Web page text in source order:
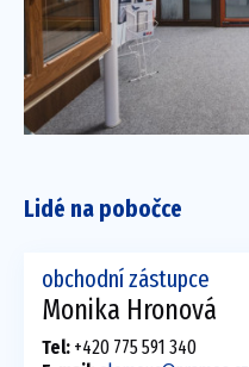
Lidé na pobočce
obchodní zástupce
Monika Hronová
Tel: +420 775 591 340